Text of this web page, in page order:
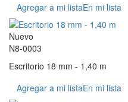
Agregar a mi listaEn mi lista
Nuevo
N8-0003
Escritorio 18 mm - 1,40 m
Agregar a mi listaEn mi lista